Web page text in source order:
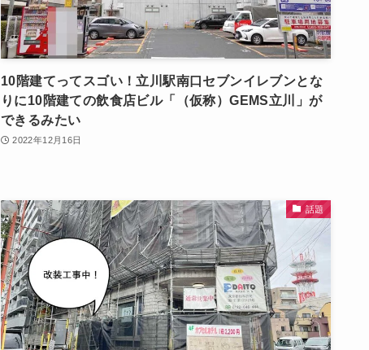
10階建てってスゴい！立川駅南口セブンイレブンとな
りに10階建ての飲食店ビル「（仮称）GEMS立川」が
できるみたい
2022年12月16日
話題